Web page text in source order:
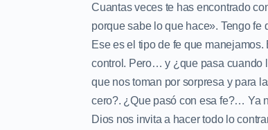
Cuantas veces te has encontrado
porque sabe lo que hace». Tengo
Ese es el tipo de fe que
control. Pero… y ¿que pasa cuando
que nos toman por sorpresa y para
cero?. ¿Que pasó con esa fe?… Ya
Dios nos invita a hacer todo lo